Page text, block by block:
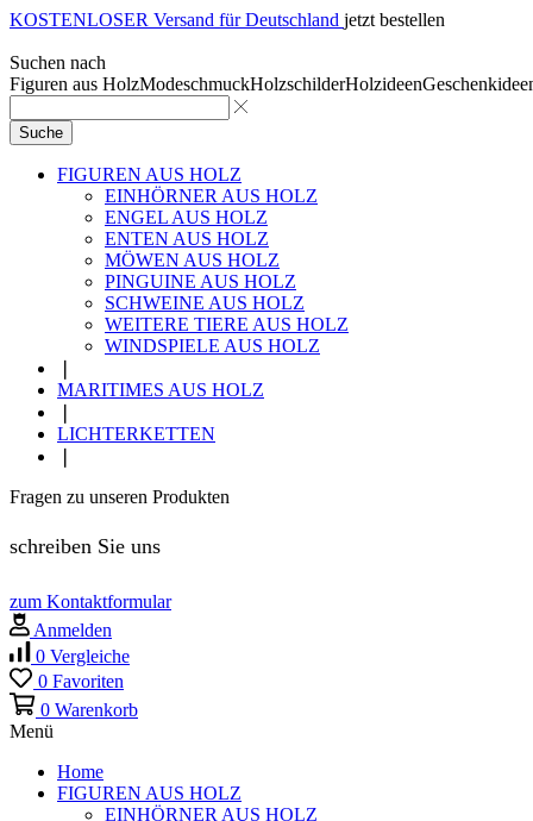
KOSTENLOSER Versand für Deutschland jetzt bestellen
Suchen nach
Figuren aus HolzModeschmuckHolzschilderHolzideen
Suche
FIGUREN AUS HOLZ
EINHÖRNER AUS HOLZ
ENGEL AUS HOLZ
ENTEN AUS HOLZ
MÖWEN AUS HOLZ
PINGUINE AUS HOLZ
SCHWEINE AUS HOLZ
WEITERE TIERE AUS HOLZ
WINDSPIELE AUS HOLZ
MARITIMES AUS HOLZ
LICHTERKETTEN
Fragen zu unseren Produkten
schreiben Sie uns
zum Kontaktformular
Anmelden
0 Vergleiche
0 Favoriten
0 Warenkorb
Menü
Home
FIGUREN AUS HOLZ
EINHÖRNER AUS HOLZ